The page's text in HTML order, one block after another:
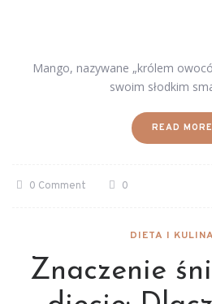
Mango, nazywane „królem
swoim słodkim
READ MORE
0 Comment 0
DIETA I
Znaczenie